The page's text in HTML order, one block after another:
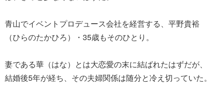
青山でイベントプロデュース会社を経営する、平野貴裕
（ひらのたかひろ）・35歳もそのひとり。
妻である華（はな）とは大恋愛の末に結ばれたはずだが、
結婚後5年が経ち、その夫婦関係は随分と冷え切っていた。